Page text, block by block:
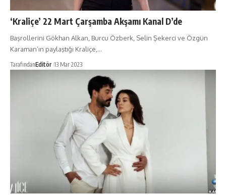
‘Kraliçe’ 22 Mart Çarşamba Akşamı Kanal D’de
Başrollerini Gökhan Alkan, Burcu Özberk, Selin Şekerci ve Özgün
Karaman’ın paylaştığı Kraliçe,…
TarafındanEditör 13 Mar 2023